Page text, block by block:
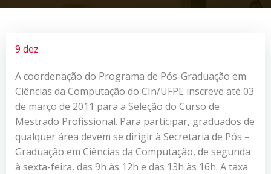
9 dez
A coordenação do Programa de Pós-Graduação em
Ciências da Computação do CIn/UFPE inscreve até 03
de março de 2011 para a Seleção do Curso de
Mestrado Profissional. Para participar, graduados de
qualquer área devem se dirigir à Secretaria de Pós –
Graduação em Ciências da Computação, de segunda
à sexta-feira, das 9h às 12h e das 13h às 16h. A taxa